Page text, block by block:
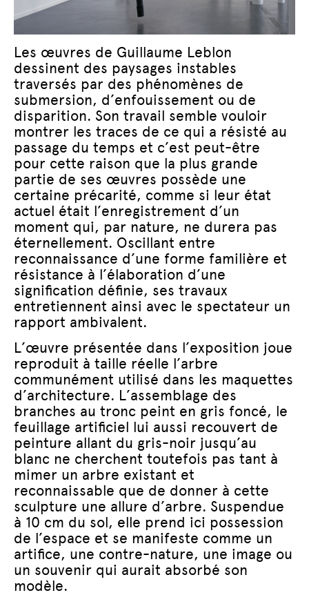
Les œuvres de Guillaume Leblon
dessinent des paysages instables
traversés par des phénomènes de
submersion, d’enfouissement ou de
disparition. Son travail semble vouloir
montrer les traces de ce qui a résisté au
passage du temps et c’est peut-être
pour cette raison que la plus grande
partie de ses œuvres possède une
certaine précarité, comme si leur état
actuel était l’enregistrement d’un
moment qui, par nature, ne durera pas
éternellement. Oscillant entre
reconnaissance d’une forme familière et
résistance à l’élaboration d’une
signification définie, ses travaux
entretiennent ainsi avec le spectateur un
rapport ambivalent.
L’œuvre présentée dans l’exposition joue
reproduit à taille réelle l’arbre
communément utilisé dans les maquettes
d’architecture. L’assemblage des
branches au tronc peint en gris foncé, le
feuillage artificiel lui aussi recouvert de
peinture allant du gris-noir jusqu’au
blanc ne cherchent toutefois pas tant à
mimer un arbre existant et
reconnaissable que de donner à cette
sculpture une allure d’arbre. Suspendue
à 10 cm du sol, elle prend ici possession
de l’espace et se manifeste comme un
artifice, une contre-nature, une image ou
un souvenir qui aurait absorbé son
modèle.